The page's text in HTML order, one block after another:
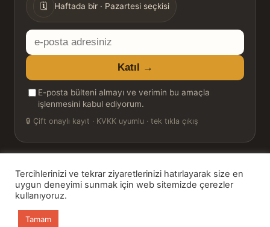
🗓 Haftada bir · Pazartesi seçkisi
E-
posta
adresiniz
Katıl →
E-posta bülteni almayı ve verimin bu amaçla
işlenmesini kabul ediyorum.
🔒 Çift onaylı kayıt · KVKK uyumlu · tek tıkla çıkış
© 2026 Bookinton — Türkiye’nin Kitap Platformu
HT Book Review — webmaster: Hakan Turgay
Tercihlerinizi ve tekrar ziyaretlerinizi hatırlayarak size en
uygun deneyimi sunmak için web sitemizde çerezler
kullanıyoruz.
Tamam